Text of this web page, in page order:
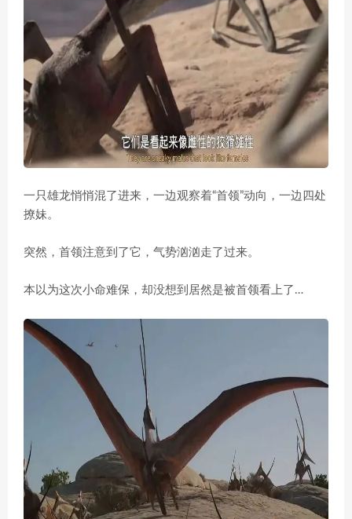
一只雄龙悄悄混了进来，一边观察着“首领”动向，一边四处
撩妹。
突然，首领注意到了它，气势汹汹走了过来。
本以为这次小命难保，却没想到居然是被首领看上了…